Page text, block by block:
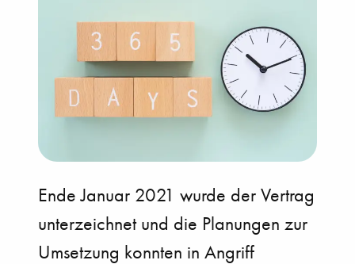
Ende Januar 2021 wurde der Vertrag
unterzeichnet und die Planungen zur
Umsetzung konnten in Angriff